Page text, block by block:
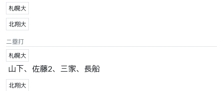
札幌大
北翔大
二塁打
札幌大
山下、佐藤2、三家、長船
北翔大